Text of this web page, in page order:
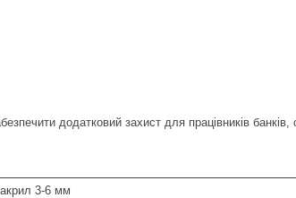
додатковий захист для працівників банків,
3-6 мм